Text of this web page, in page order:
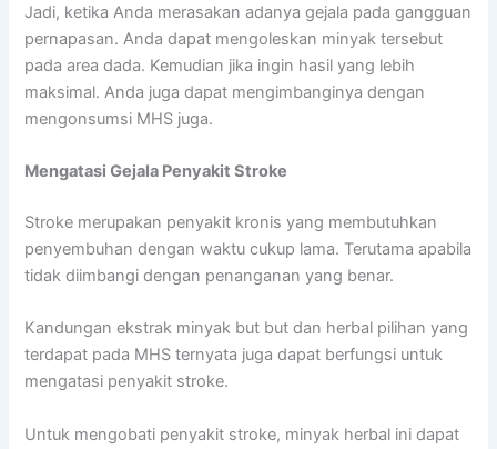
Jadi, ketika Anda merasakan adanya gejala pada gangguan
pernapasan. Anda dapat mengoleskan minyak tersebut
pada area dada. Kemudian jika ingin hasil yang lebih
maksimal. Anda juga dapat mengimbanginya dengan
mengonsumsi MHS juga.
Mengatasi Gejala Penyakit Stroke
Stroke merupakan penyakit kronis yang membutuhkan
penyembuhan dengan waktu cukup lama. Terutama apabila
tidak diimbangi dengan penanganan yang benar.
Kandungan ekstrak minyak but but dan herbal pilihan yang
terdapat pada MHS ternyata juga dapat berfungsi untuk
mengatasi penyakit stroke.
Untuk mengobati penyakit stroke, minyak herbal ini dapat